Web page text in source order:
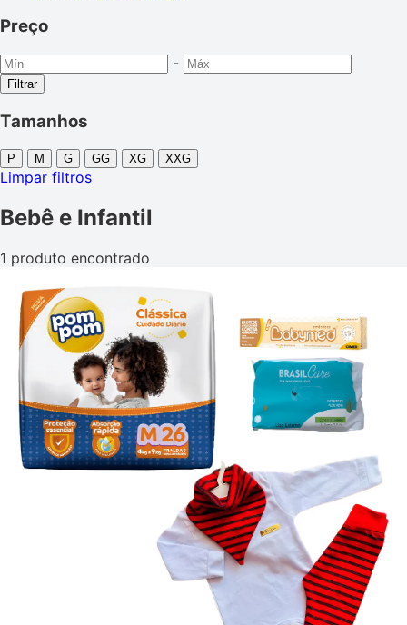
Preço
-
Filtrar
Tamanhos
P M G GG XG XXG
Limpar filtros
Bebê e Infantil
1 produto encontrado